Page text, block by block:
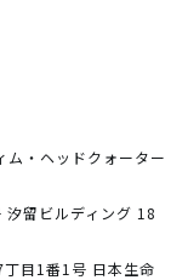
ム・ヘッドクォーター
留ビルディング 18
目1番1号 日本生命